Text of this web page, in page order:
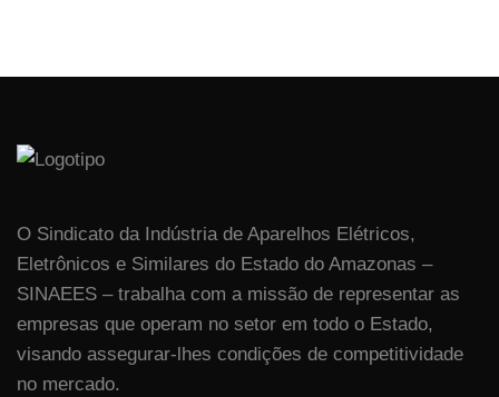
O Sindicato da Indústria de Aparelhos Elétricos,
Eletrônicos e Similares do Estado do Amazonas –
SINAEES – trabalha com a missão de representar as
empresas que operam no setor em todo o Estado,
visando assegurar-lhes condições de competitividade
no mercado.